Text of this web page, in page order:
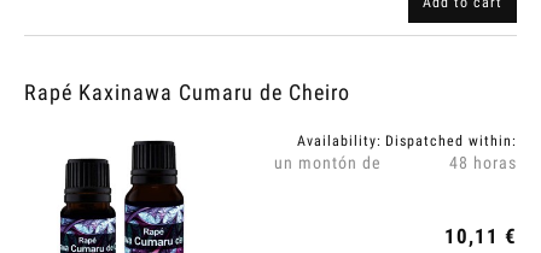
Rapé Kaxinawa Cumaru de Cheiro
Availability:
un montón de
Dispatched within:
48 horas
10,11 €